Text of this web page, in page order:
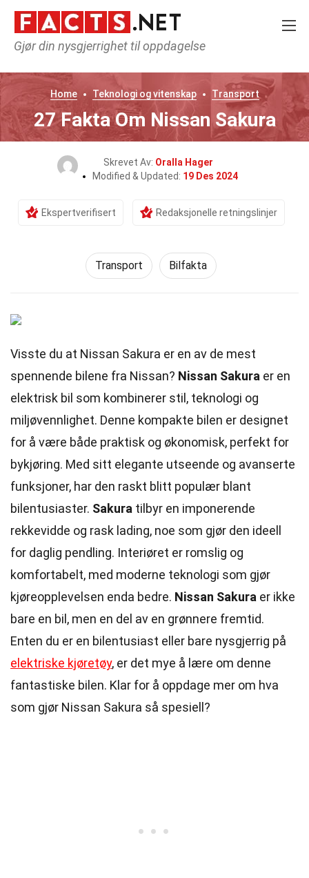
Gjør din nysgjerrighet til oppdagelse
Home Teknologi og vitenskap Transport
27 Fakta Om Nissan Sakura
Skrevet Av: Oralla Hager
Modified & Updated: 19 Des 2024
Ekspertverifisert Redaksjonelle retningslinjer
Transport Bilfakta
Visste du at Nissan Sakura er en av de mest
spennende bilene fra Nissan? Nissan Sakura er en
elektrisk bil som kombinerer stil, teknologi og
miljøvennlighet. Denne kompakte bilen er designet
for å være både praktisk og økonomisk, perfekt for
bykjøring. Med sitt elegante utseende og avanserte
funksjoner, har den raskt blitt populær blant
bilentusiaster. Sakura tilbyr en imponerende
rekkevidde og rask lading, noe som gjør den ideell
for daglig pendling. Interiøret er romslig og
komfortabelt, med moderne teknologi som gjør
kjøreopplevelsen enda bedre. Nissan Sakura er ikke
bare en bil, men en del av en grønnere fremtid.
Enten du er en bilentusiast eller bare nysgjerrig på
elektriske kjøretøy, er det mye å lære om denne
fantastiske bilen. Klar for å oppdage mer om hva
som gjør Nissan Sakura så spesiell?